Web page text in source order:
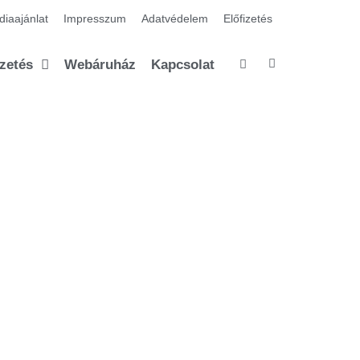
Impresszum Adatvédelem Előfizetés
Webáruház Kapcsolat